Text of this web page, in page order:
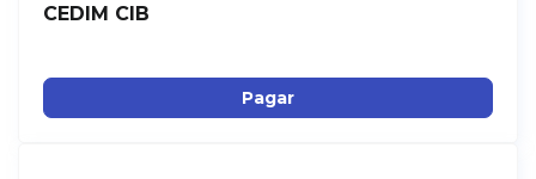
CEDIM CIB
Pagar